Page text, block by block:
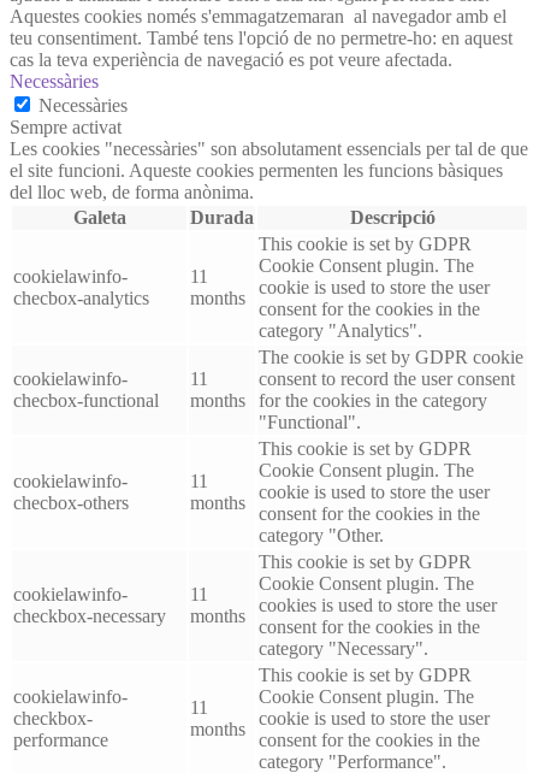
Aquestes cookies només s'emmagatzemaran al navegador amb el
teu consentiment. També tens l'opció de no permetre-ho: en aquest
cas la teva experiència de navegació es pot veure afectada.
Necessàries
Necessàries
Sempre activat
Les cookies "necessàries" son absolutament essencials per tal de que
el site funcioni. Aqueste cookies permenten les funcions bàsiques
del lloc web, de forma anònima.
Galeta
Durada Descripció
cookielawinfo-
checbox-analytics
11
months
This cookie is set by GDPR
Cookie Consent plugin. The
cookie is used to store the user
consent for the cookies in the
category "Analytics".
cookielawinfo-
checbox-functional
11
months
The cookie is set by GDPR cookie
consent to record the user consent
for the cookies in the category
"Functional".
cookielawinfo-
checbox-others
11
months
This cookie is set by GDPR
Cookie Consent plugin. The
cookie is used to store the user
consent for the cookies in the
category "Other.
cookielawinfo-
checkbox-necessary
11
months
This cookie is set by GDPR
Cookie Consent plugin. The
cookies is used to store the user
consent for the cookies in the
category "Necessary".
cookielawinfo-
checkbox-
performance
11
months
This cookie is set by GDPR
Cookie Consent plugin. The
cookie is used to store the user
consent for the cookies in the
category "Performance".